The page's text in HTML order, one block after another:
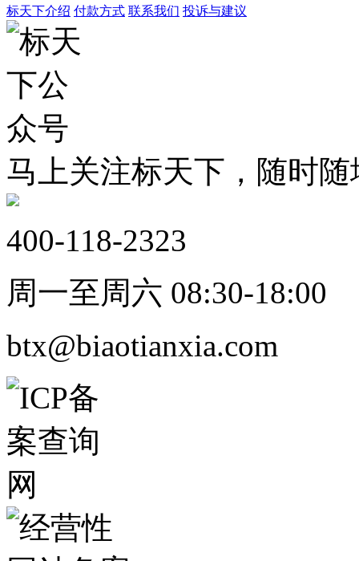
标天下介绍 付款方式 联系我们 投诉与建议
马上关注标天下，随时
400-118-2323
周一至周六 08:30-18:00
btx@biaotianxia.com